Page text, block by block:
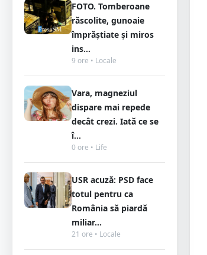
FOTO. Tomberoane
răscolite, gunoaie
împrăștiate și miros
ins...
9 ore • Locale
Vara, magneziul
dispare mai repede
decât crezi. Iată ce se
î...
0 ore • Life
USR acuză: PSD face
totul pentru ca
România să piardă
miliar...
21 ore • Locale